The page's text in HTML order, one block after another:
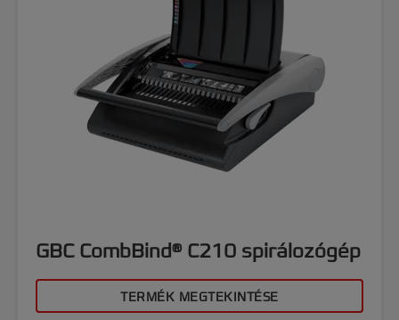
GBC CombBind® C210 spirálozógép
TERMÉK MEGTEKINTÉSE